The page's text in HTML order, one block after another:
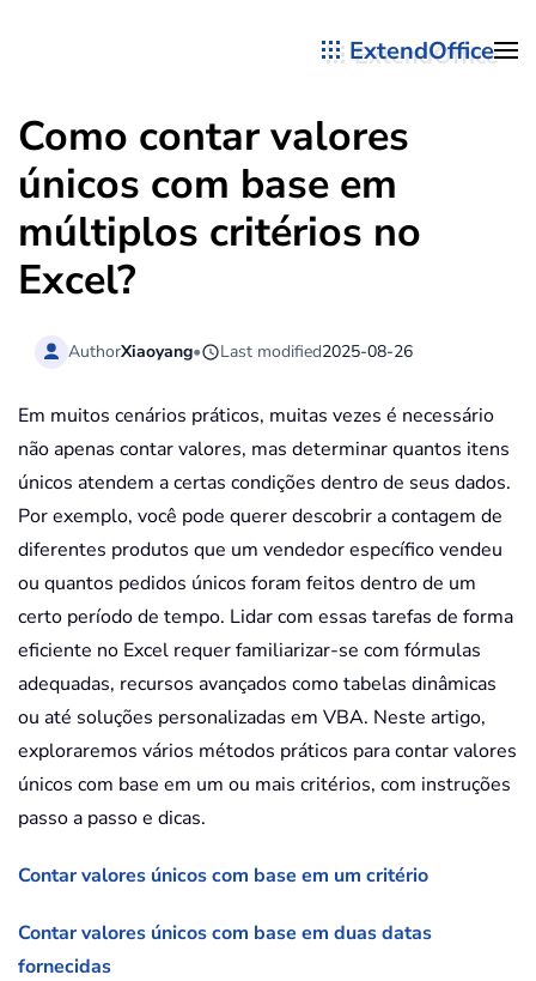
ExtendOffice
Como contar valores
únicos com base em
múltiplos critérios no
Excel?
AuthorXiaoyang• Last modified2025-08-26
Em muitos cenários práticos, muitas vezes é necessário
não apenas contar valores, mas determinar quantos itens
únicos atendem a certas condições dentro de seus dados.
Por exemplo, você pode querer descobrir a contagem de
diferentes produtos que um vendedor específico vendeu
ou quantos pedidos únicos foram feitos dentro de um
certo período de tempo. Lidar com essas tarefas de forma
eficiente no Excel requer familiarizar-se com fórmulas
adequadas, recursos avançados como tabelas dinâmicas
ou até soluções personalizadas em VBA. Neste artigo,
exploraremos vários métodos práticos para contar valores
únicos com base em um ou mais critérios, com instruções
passo a passo e dicas.
Contar valores únicos com base em um critério
Contar valores únicos com base em duas datas
fornecidas